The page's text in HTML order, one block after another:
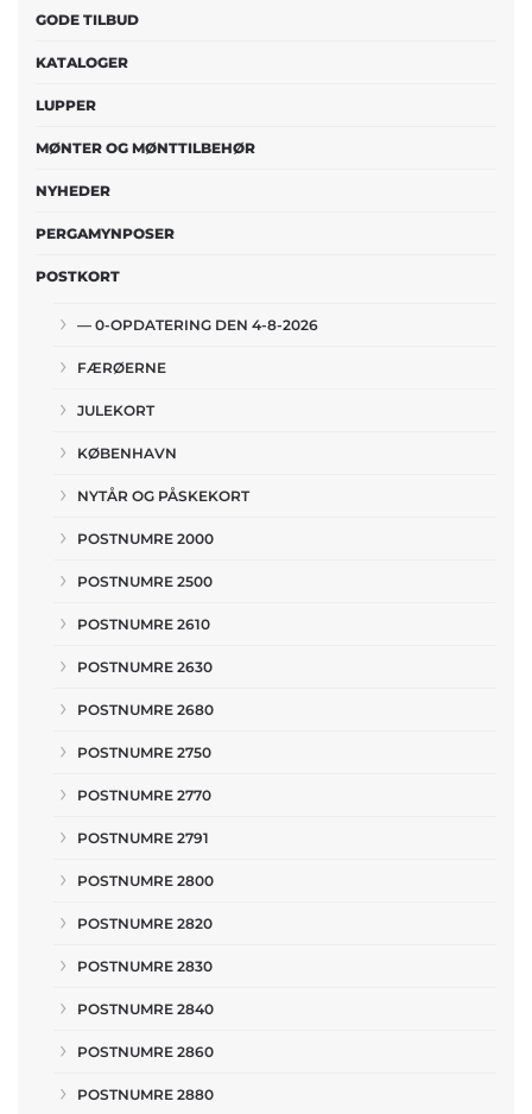
GODE TILBUD
KATALOGER
LUPPER
MØNTER OG MØNTTILBEHØR
NYHEDER
PERGAMYNPOSER
POSTKORT
— 0-OPDATERING DEN 4-8-2026
FÆRØERNE
JULEKORT
KØBENHAVN
NYTÅR OG PÅSKEKORT
POSTNUMRE 2000
POSTNUMRE 2500
POSTNUMRE 2610
POSTNUMRE 2630
POSTNUMRE 2680
POSTNUMRE 2750
POSTNUMRE 2770
POSTNUMRE 2791
POSTNUMRE 2800
POSTNUMRE 2820
POSTNUMRE 2830
POSTNUMRE 2840
POSTNUMRE 2860
POSTNUMRE 2880